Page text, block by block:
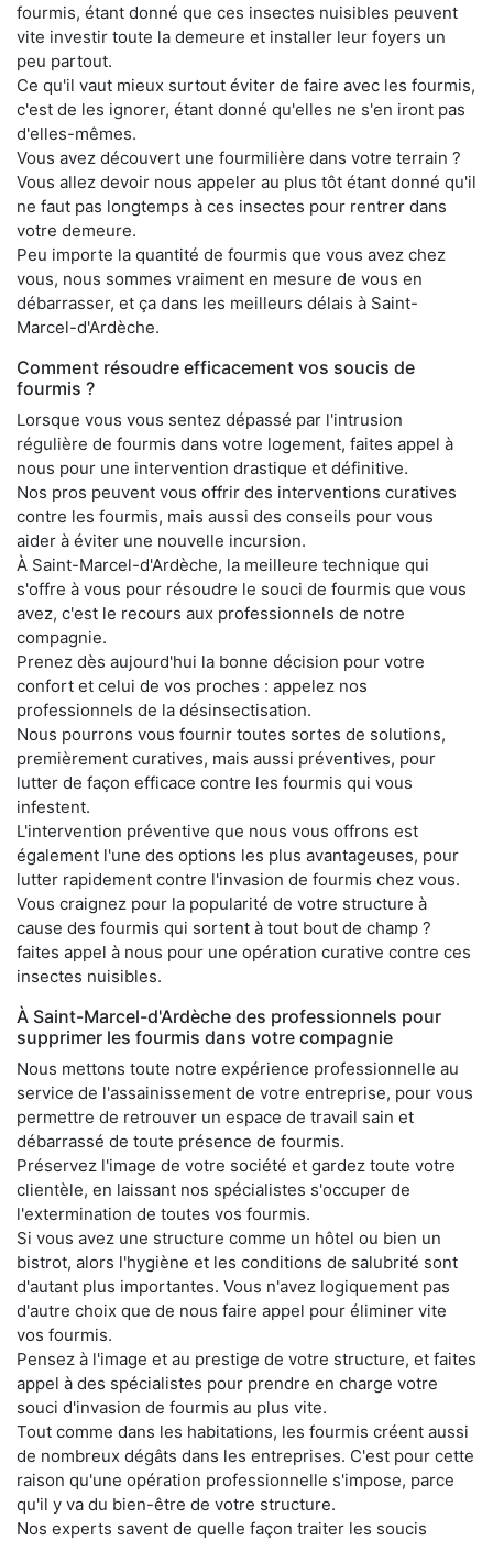
fourmis, étant donné que ces insectes nuisibles peuvent
vite investir toute la demeure et installer leur foyers un
peu partout.
Ce qu'il vaut mieux surtout éviter de faire avec les fourmis,
c'est de les ignorer, étant donné qu'elles ne s'en iront pas
d'elles-mêmes.
Vous avez découvert une fourmilière dans votre terrain ?
Vous allez devoir nous appeler au plus tôt étant donné qu'il
ne faut pas longtemps à ces insectes pour rentrer dans
votre demeure.
Peu importe la quantité de fourmis que vous avez chez
vous, nous sommes vraiment en mesure de vous en
débarrasser, et ça dans les meilleurs délais à Saint-
Marcel-d'Ardèche.
Comment résoudre efficacement vos soucis de
fourmis ?
Lorsque vous vous sentez dépassé par l'intrusion
régulière de fourmis dans votre logement, faites appel à
nous pour une intervention drastique et définitive.
Nos pros peuvent vous offrir des interventions curatives
contre les fourmis, mais aussi des conseils pour vous
aider à éviter une nouvelle incursion.
À Saint-Marcel-d'Ardèche, la meilleure technique qui
s'offre à vous pour résoudre le souci de fourmis que vous
avez, c'est le recours aux professionnels de notre
compagnie.
Prenez dès aujourd'hui la bonne décision pour votre
confort et celui de vos proches : appelez nos
professionnels de la désinsectisation.
Nous pourrons vous fournir toutes sortes de solutions,
premièrement curatives, mais aussi préventives, pour
lutter de façon efficace contre les fourmis qui vous
infestent.
L'intervention préventive que nous vous offrons est
également l'une des options les plus avantageuses, pour
lutter rapidement contre l'invasion de fourmis chez vous.
Vous craignez pour la popularité de votre structure à
cause des fourmis qui sortent à tout bout de champ ?
faites appel à nous pour une opération curative contre ces
insectes nuisibles.
À Saint-Marcel-d'Ardèche des professionnels pour
supprimer les fourmis dans votre compagnie
Nous mettons toute notre expérience professionnelle au
service de l'assainissement de votre entreprise, pour vous
permettre de retrouver un espace de travail sain et
débarrassé de toute présence de fourmis.
Préservez l'image de votre société et gardez toute votre
clientèle, en laissant nos spécialistes s'occuper de
l'extermination de toutes vos fourmis.
Si vous avez une structure comme un hôtel ou bien un
bistrot, alors l'hygiène et les conditions de salubrité sont
d'autant plus importantes. Vous n'avez logiquement pas
d'autre choix que de nous faire appel pour éliminer vite
vos fourmis.
Pensez à l'image et au prestige de votre structure, et faites
appel à des spécialistes pour prendre en charge votre
souci d'invasion de fourmis au plus vite.
Tout comme dans les habitations, les fourmis créent aussi
de nombreux dégâts dans les entreprises. C'est pour cette
raison qu'une opération professionnelle s'impose, parce
qu'il y va du bien-être de votre structure.
Nos experts savent de quelle façon traiter les soucis